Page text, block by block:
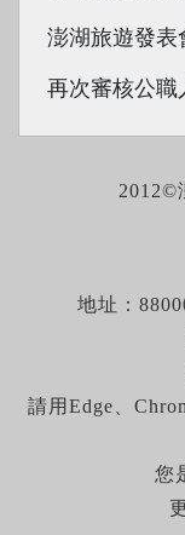
澎湖旅遊發表
再次審核公職
2012©
地址：
請用Edge、
您